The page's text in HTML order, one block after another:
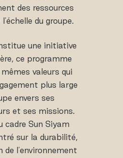
des ressources
du groupe.
une initiative
ce programme
valeurs qui
plus large
envers ses
et ses missions.
cadre Sun Siyam
sur la durabilité,
de l'environnement